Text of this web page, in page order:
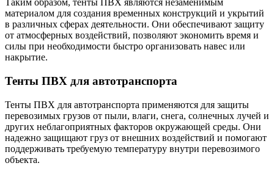
Таким образом, тенты ПВХ являются незаменимым
материалом для создания временных конструкций и укрытий
в различных сферах деятельности. Они обеспечивают защиту
от атмосферных воздействий, позволяют экономить время и
силы при необходимости быстро организовать навес или
накрытие.
Тенты ПВХ для автотранспорта
Тенты ПВХ для автотранспорта применяются для защиты
перевозимых грузов от пыли, влаги, снега, солнечных лучей и
других неблагоприятных факторов окружающей среды. Они
надежно защищают груз от внешних воздействий и помогают
поддерживать требуемую температуру внутри перевозимого
объекта.